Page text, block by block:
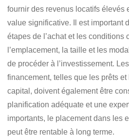
fournir des revenus locatifs élevés
value significative. Il est important
étapes de l’achat et les conditions
l’emplacement, la taille et les
de procéder à l’investissement.
financement, telles que les prêts
capital, doivent également être
planification adéquate et une
importants, le placement dans les
peut être rentable à long terme.